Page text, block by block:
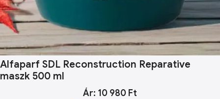
Alfaparf SDL Reconstruction Reparative
maszk 500 ml
Ár: 10 980 Ft